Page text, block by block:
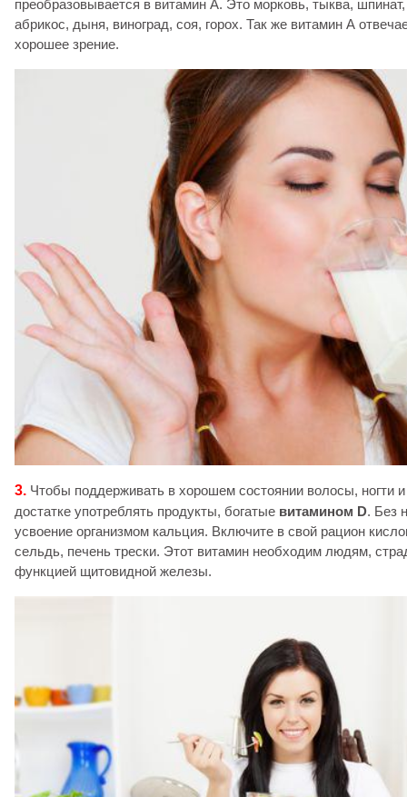
преобразовывается в витамин А. Это морковь, тыква,
абрикос, дыня, виноград, соя, горох. Так же витамин А
хорошее зрение.
3. Чтобы поддерживать в хорошем состоянии волосы, ногти
достатке употреблять продукты, богатые витамином D. Без
усвоение организмом кальция. Включите в свой рацион
сельдь, печень трески. Этот витамин необходим людям,
функцией щитовидной железы.